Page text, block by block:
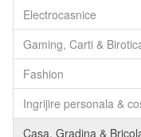
Electrocasnice
Gaming, Carti &
Fashion
Ingrijire personala &
Casa, Gradina &